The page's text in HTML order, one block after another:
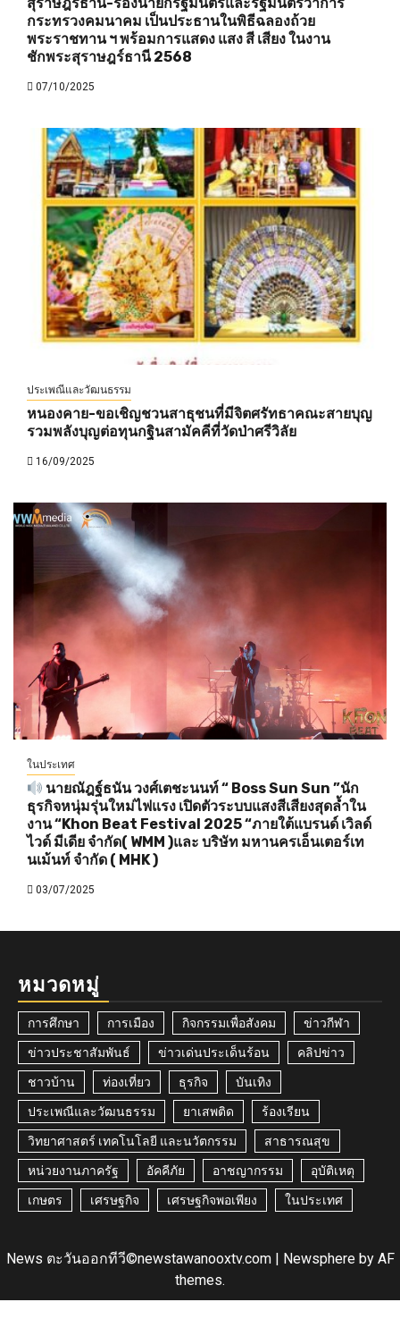
กระทรวงคมนาคม เป็นประธานในพิธีฉลองถ้วย
พระราชทาน ฯ พร้อมการแสดง แสง สี เสียง ในงาน
ชักพระสุราษฎร์ธานี 2568
07/10/2025
ประเพณีและวัฒนธรรม
หนองคาย-ขอเชิญชวนสาธุชนที่มีจิตศรัทธาคณะสายบุญ
รวมพลังบุญต่อทุนกฐินสามัคคีที่วัดป่าศรีวิลัย
16/09/2025
ในประเทศ
นายณัฎฐ์ธนัน วงศ์เตชะนนท์ “ Boss Sun Sun ”นัก
ธุรกิจหนุ่มรุ่นใหม่ไฟแรง เปิดตัวระบบแสงสีเสียงสุดล้ำใน
งาน “Khon Beat Festival 2025 “ภายใต้แบรนด์ เวิลด์
ไวด์ มีเดีย จำกัด( WMM )และ บริษัท มหานครเอ็นเตอร์เท
นเม้นท์ จำกัด ( MHK )
03/07/2025
หมวดหมู่
การศึกษา การเมือง กิจกรรมเพื่อสังคม ข่าวกีฬา
ข่าวประชาสัมพันธ์ ข่าวเด่นประเด็นร้อน คลิปข่าว
ชาวบ้าน ท่องเที่ยว ธุรกิจ บันเทิง
ประเพณีและวัฒนธรรม ยาเสพติด ร้องเรียน
วิทยาศาสตร์ เทคโนโลยี และนวัตกรรม สาธารณสุข
หน่วยงานภาครัฐ อัคคีภัย อาชญากรรม อุบัติเหตุ
เกษตร เศรษฐกิจ เศรษฐกิจพอเพียง ในประเทศ
News ตะวันออกทีวี©newstawanooxtv.com | Newsphereby AF
themes.